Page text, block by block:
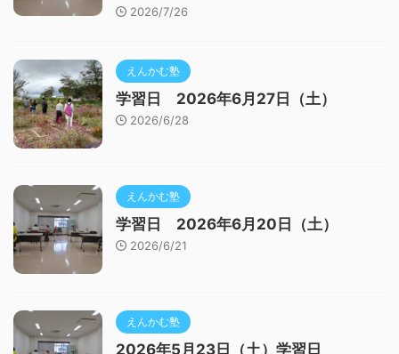
2026/7/26
えんかむ塾
学習日 2026年6月27日（土）
2026/6/28
えんかむ塾
学習日 2026年6月20日（土）
2026/6/21
えんかむ塾
2026年5月23日（土）学習日